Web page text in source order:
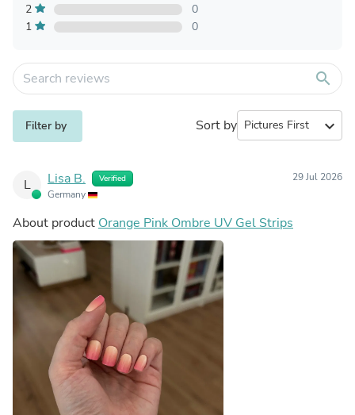
2
0
1
0
search
Filter by Sort by expand_more
L Lisa B. Verified
Germany
29 Jul 2026
About product Orange Pink Ombre UV Gel Strips